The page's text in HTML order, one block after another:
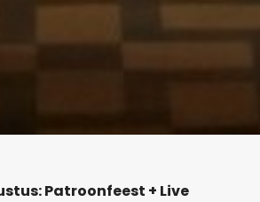
Patroonfeest + Live